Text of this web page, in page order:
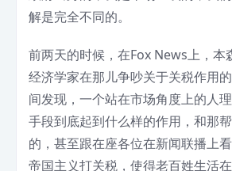
解是完全不同的。
前两天的时候，在Fox News上，本
经济学家在那儿争吵关于关税作用
间发现，一个站在市场角度上的人
手段到底起到什么样的作用，和那
的，甚至跟在座各位在新闻联播上
帝国主义打关税，使得老百姓生活